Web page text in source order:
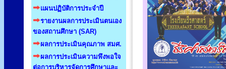
แผนปฏิบัติการประจำปี
รายงานผลการประเมินตนเอง
ของสถานศึกษา (SAR)
ผลการประเมินคุณภาพ สมศ.
ผลการประเมินความพึงพอใจ
ต่อการบริหารจัดการศึกษาและ